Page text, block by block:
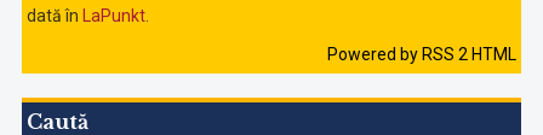
dată în
LaPunkt.
Powered by RSS 2 HTML
Caută